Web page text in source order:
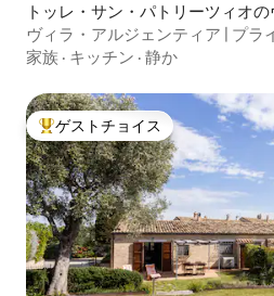
トッレ・サン・パトリーツィオの
ヴィラ・アルジェンティア | プラ
ス | Wi-Fi
家族 · キッチン · 静か
大好評のゲストチョイスです。
ゲストチョイス